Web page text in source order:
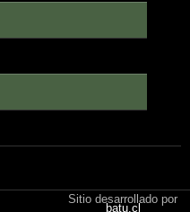
Sitio desarrollado por
batu.cl